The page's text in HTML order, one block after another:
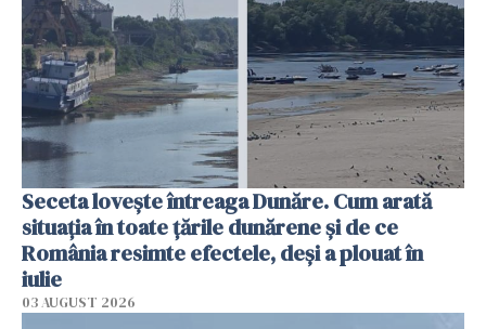
Seceta lovește întreaga Dunăre. Cum arată
situația în toate țările dunărene și de ce
România resimte efectele, deși a plouat în
iulie
03 AUGUST 2026